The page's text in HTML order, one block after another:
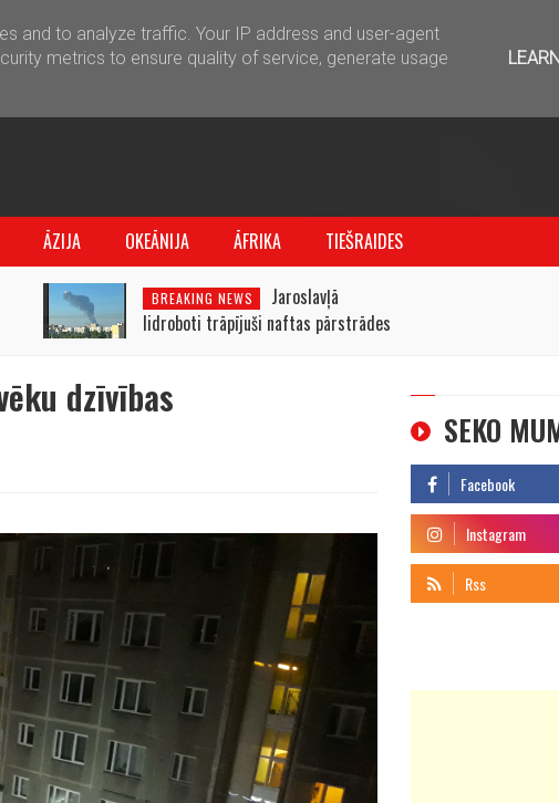
ĀZIJA OKEĀNIJA ĀFRIKA TIEŠRAIDES
BREAKING NEWS
Jaroslavļā
lidroboti trāpījuši naftas pārstrādes
dzīvības
SEKO
and to analyze traffic. Your IP address and user-agent
metrics to ensure quality of service, generate usage